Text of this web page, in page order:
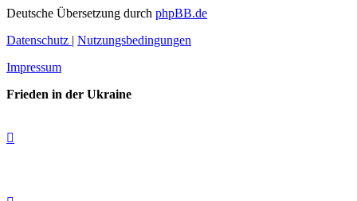
Deutsche Übersetzung durch phpBB.de
Datenschutz | Nutzungsbedingungen
Impressum
Frieden in der Ukraine